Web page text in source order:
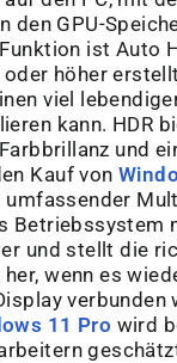
den GPU-
ist Auto
höher
viel
kann. HDR
und
Kauf von
Betriebssystem
und stellt die
wenn es
verbunden
11 Pro wird